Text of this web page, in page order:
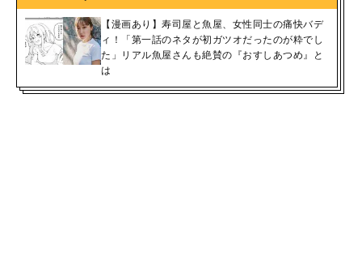
【漫画あり】寿司屋と魚屋、女性同士の痛快バデ
ィ！「第一話のネタが初ガツオだったのが粋でし
た」リアル魚屋さんも絶賛の『おすしあつめ』と
は